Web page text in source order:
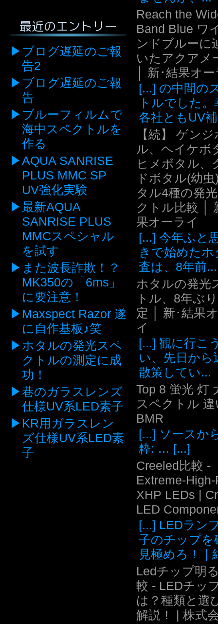
最近のエントリー
ブログ遅延のご報
告2
ブログ遅延のご報
告
ブルーフィルムで
海中スペクトルを
作る
AQUA SANRISE
PLUS MMC SP
UV強化実験
最新AQUA
SANRISE PLUS
MMCスペシャル
を試す
また波長詐欺！？
MK350の「6ms」
に要注意！
Maxspect Razor 遂
に自作基板♪笑
ホタルの発光スペ
クトルの測定に成
功！
巷のガラスレンズ
仕様UV系LED素子
KR用ガラスレン
ズ仕様UV系LED素
子
Reach the
Band Blue ワ
ンドブルーに
いたアクアメ
│ 新･結果オ
[...] の中間の
トルでした
各社ともUV
【続】 ゲン
ル、ヘイケボ
ヒメボタル、
ドボタル(幼
タル4種の発
クトル比較 │
果オーライ
[...] 今年ふと
きで始めたホ
査は、8年前...
ホタルの発光
トル、8年ぶ
定 │ 新･結果
イ
[...] 観に行こ
い、先日から
散策してい...
Top 8 蛍光 灯
スペクトル 違
BMR
[...] ソースか
粋: … [...]
Creeled比較 -
Extreme-
XHP LEDs |
LED
[...] LEDラン
子のチップを
見極めろ！｜
Ledチップ明
較 - LEDチッ
は？種類と選
解説！ | 株式